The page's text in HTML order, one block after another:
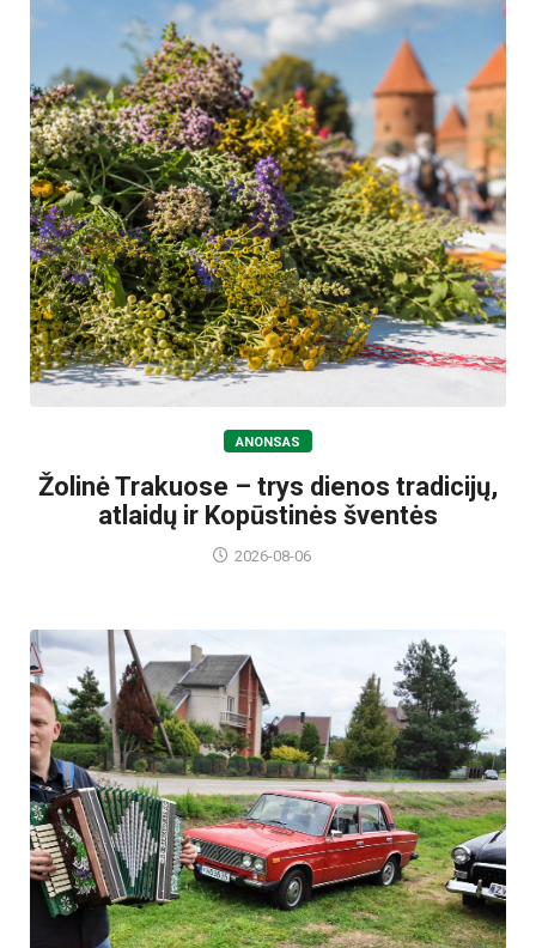
ANONSAS
Žolinė Trakuose – trys dienos tradicijų,
atlaidų ir Kopūstinės šventės
2026-08-06